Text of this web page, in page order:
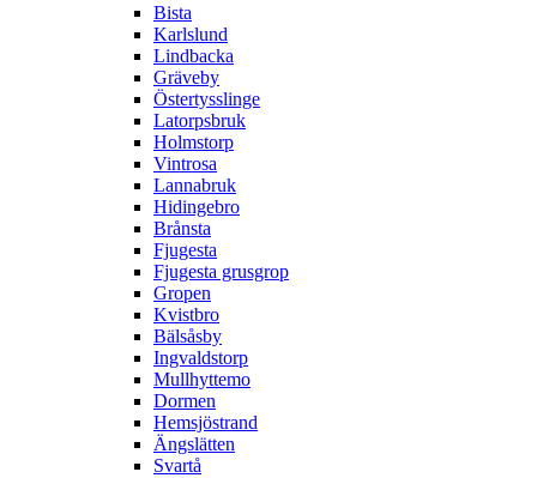
Bista
Karlslund
Lindbacka
Gräveby
Östertysslinge
Latorpsbruk
Holmstorp
Vintrosa
Lannabruk
Hidingebro
Brånsta
Fjugesta
Fjugesta grusgrop
Gropen
Kvistbro
Bälsåsby
Ingvaldstorp
Mullhyttemo
Dormen
Hemsjöstrand
Ängslätten
Svartå